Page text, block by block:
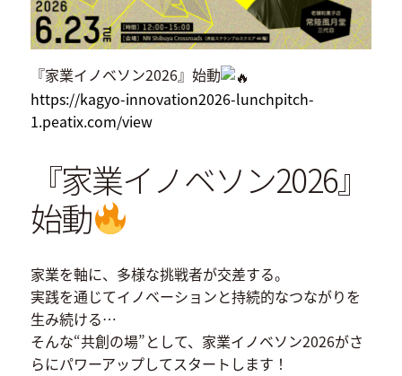
『家業イノベソン2026』始動
https://kagyo-innovation2026-lunchpitch-
1.peatix.com/view
『家業イノベソン2026』
始動
家業を軸に、多様な挑戦者が交差する。
実践を通じてイノベーションと持続的なつながりを
生み続ける…
そんな“共創の場”として、家業イノベソン2026がさ
らにパワーアップしてスタートします！